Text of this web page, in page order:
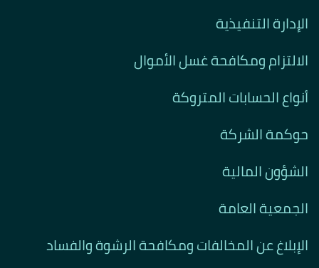
الإدارة التنفيذية
الالتزام ومكافحة غسل الأموال
أنواع الحسابات المتروكة
حوكمة الشركة
الشؤون المالية
الجمعية العامة
الإبلاغ عن المخالفات ومكافحة الرشوة والفساد